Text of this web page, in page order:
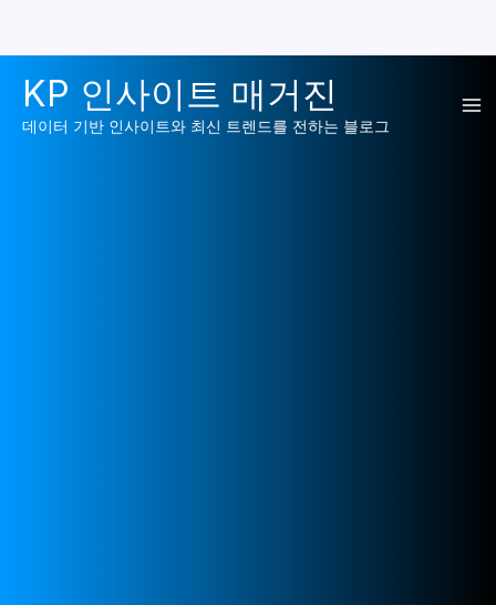
KP 인사이트 매거진
데이터 기반 인사이트와 최신 트렌드를 전하는 블로그